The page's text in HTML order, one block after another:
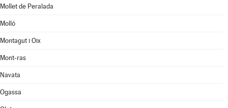
Mollet de Peralada
Molló
Montagut i Oix
Mont-ras
Navata
Ogassa